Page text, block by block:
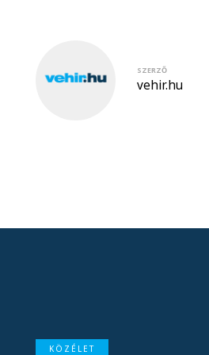
SZERZŐ
vehir.hu
KÖZÉLET